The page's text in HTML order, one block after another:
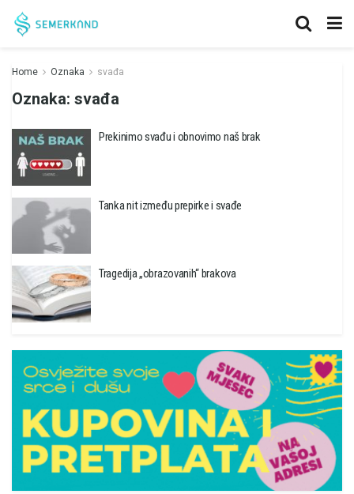
Home Oznaka svađa
Oznaka: svađa
Prekinimo svađu i obnovimo naš brak
Tanka nit između prepirke i svađe
Tragedija „obrazovanih“ brakova